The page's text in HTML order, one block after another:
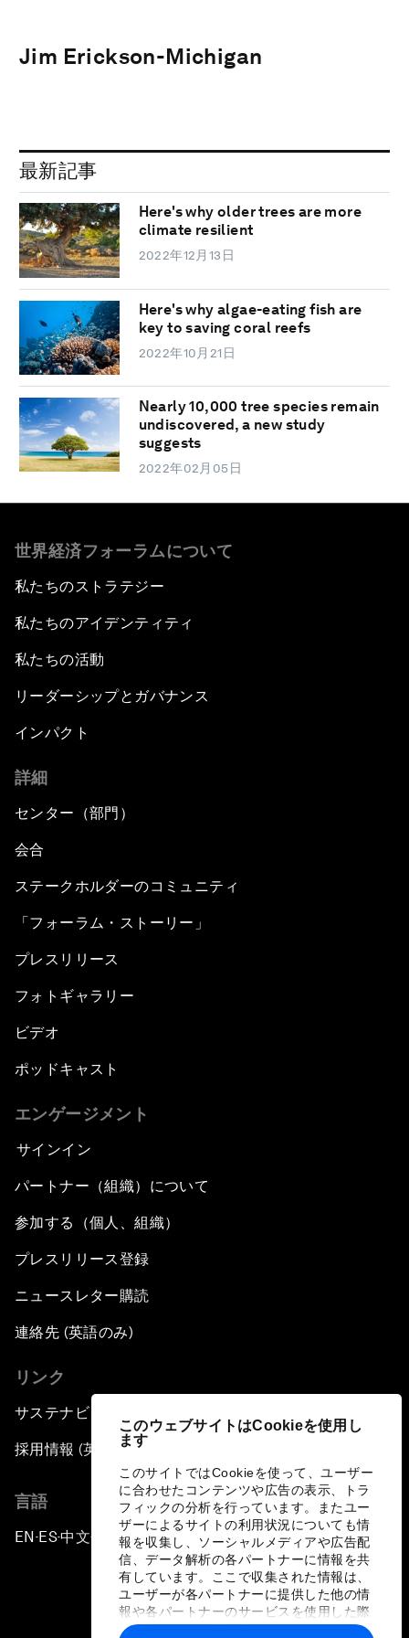
このウェブサイトはCookieを使用し
ます
このサイトではCookieを使って、ユーザー
に合わせたコンテンツや広告の表示、トラ
フィックの分析を行っています。またユー
ザーによるサイトの利用状況についても情
報を収集し、ソーシャルメディアや広告配
信、データ解析の各パートナーに情報を共
有しています。ここで収集された情報は、
ユーザーが各パートナーに提供した他の情
報や各パートナーのサービスを使用した際
に収集された情報と組み合わされ、各パー
Jim Erickson-Michigan
最新記事
Here's why older trees are more
climate resilient
2022年12月13日
Here's why algae-eating fish are
key to saving coral reefs
2022年10月21日
Nearly 10,000 tree species remain
undiscovered, a new study
suggests
2022年02月05日
世界経済フォーラムについて
私たちのストラテジー
私たちのアイデンティティ
私たちの活動
リーダーシップとガバナンス
インパクト
詳細
センター（部門）
会合
ステークホルダーのコミュニティ
「フォーラム・ストーリー」
プレスリリース
フォトギャラリー
ビデオ
ポッドキャスト
エンゲージメント
サインイン
パートナー（組織）について
参加する（個人、組織）
プレスリリース登録
ニュースレター購読
連絡先 (英語のみ)
リンク
サステナビリティへの取り組み
採用情報 (英語のみ)
言語
EN ▪ES▪中文▪ 日本語